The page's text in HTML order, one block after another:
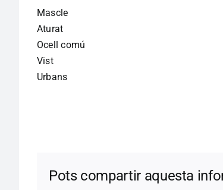
Mascle
Aturat
Ocell comú
Vist
Urbans
Pots compartir aquesta